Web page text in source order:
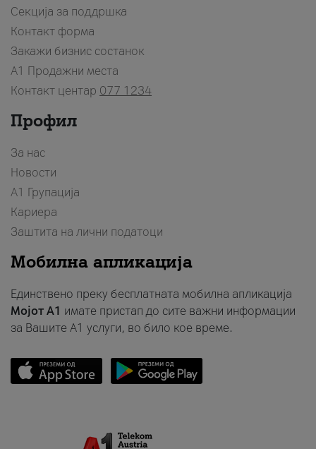
Секција за поддршка
Контакт форма
Закажи бизнис состанок
A1 Продажни места
Контакт центар 077 1234
Профил
За нас
Новости
А1 Групација
Кариера
Заштита на лични податоци
Мобилна апликација
Единствено преку бесплатната мобилна апликација
Мојот A1 имате пристап до сите важни информации
за Вашите A1 услуги, во било кое време.